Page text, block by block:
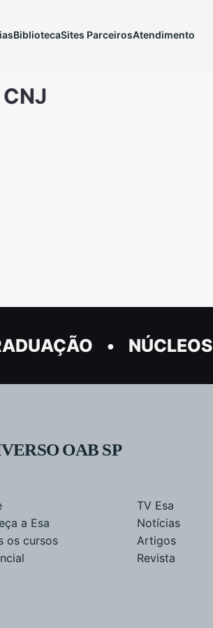
BibliotecaSites ParceirosAtendimento
NÚCLEOS
OAB SP
a Esa
os cursos
TV Esa
Notícias
Artigos
Revista